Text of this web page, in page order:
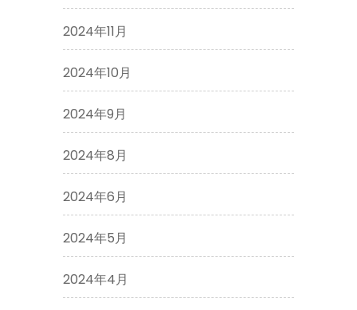
2024年11月
2024年10月
2024年9月
2024年8月
2024年6月
2024年5月
2024年4月